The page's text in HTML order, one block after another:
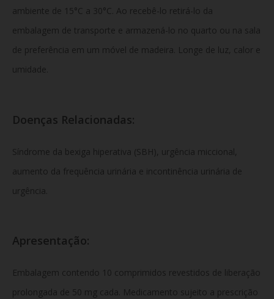
ambiente de 15°C a 30°C. Ao recebê-lo retirá-lo da
embalagem de transporte e armazená-lo no quarto ou na sala
de preferência em um móvel de madeira. Longe de luz, calor e
umidade.
Doenças Relacionadas:
Síndrome da bexiga hiperativa (SBH), urgência miccional,
aumento da frequência urinária e incontinência urinária de
urgência.
Apresentação:
Embalagem contendo 10 comprimidos revestidos de liberação
prolongada de 50 mg cada. Medicamento sujeito a prescrição